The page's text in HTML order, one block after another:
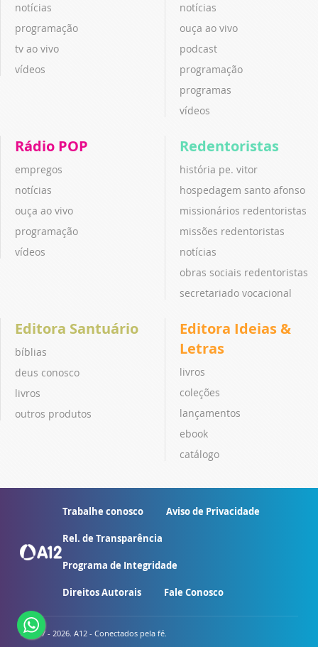
notícias
programação
tv ao vivo
vídeos
notícias
ouça ao vivo
podcast
programação
programas
vídeos
Rádio POP
empregos
notícias
ouça ao vivo
programação
vídeos
Redentoristas
história pe. vitor
hospedagem santo afonso
missionários redentoristas
missões redentoristas
notícias
obras sociais redentoristas
secretariado vocacional
Editora Santuário
bíblias
deus conosco
livros
outros produtos
Editora Ideias &
Letras
livros
coleções
lançamentos
ebook
catálogo
Trabalhe conosco Aviso de Privacidade
Rel. de Transparência
Programa de Integridade
Direitos Autorais Fale Conosco
© 2007 - 2026. A12 - Conectados pela fé.